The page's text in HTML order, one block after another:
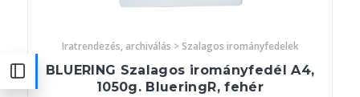
Iratrendezés, archiválás > Szalagos irományfedelek
BLUERING Szalagos irományfedél A4,
1050g. BlueringR, fehér